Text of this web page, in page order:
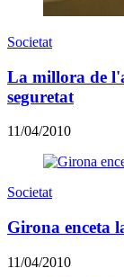
Societat
La millora de
seguretat
11/04/2010
Societat
Girona enceta
11/04/2010